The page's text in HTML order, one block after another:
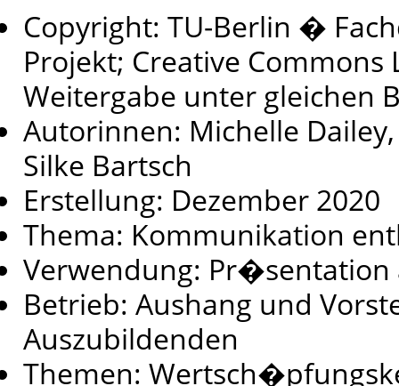
Copyright: TU-Berlin �
Projekt; Creative Commons
Weitergabe unter gleichen
Autorinnen: Michelle
Silke Bartsch
Erstellung: Dezember 2020
Thema: Kommunikation
Verwendung: Pr�sentation
Betrieb: Aushang und
Auszubildenden
Themen: